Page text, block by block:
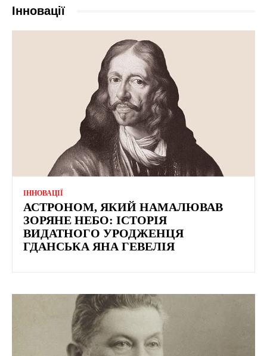
Інновації
ІННОВАЦІЇ
АСТРОНОМ, ЯКИЙ НАМАЛЮВАВ
ЗОРЯНЕ НЕБО: ІСТОРІЯ
ВИДАТНОГО УРОДЖЕНЦЯ
ГДАНСЬКА ЯНА ГЕВЕЛІЯ